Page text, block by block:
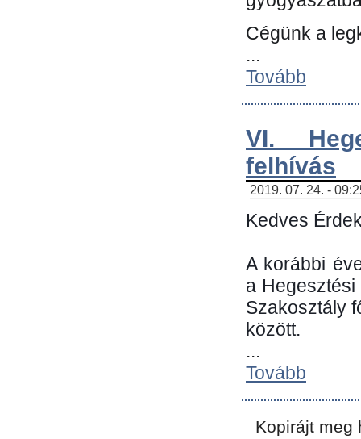
Cégünk a
...
Tovább
VI.
felhívás
2019. 07. 24. -
Kedves
A korábbi
a
Szakosztály
között.
...
Tovább
Kopirájt meg